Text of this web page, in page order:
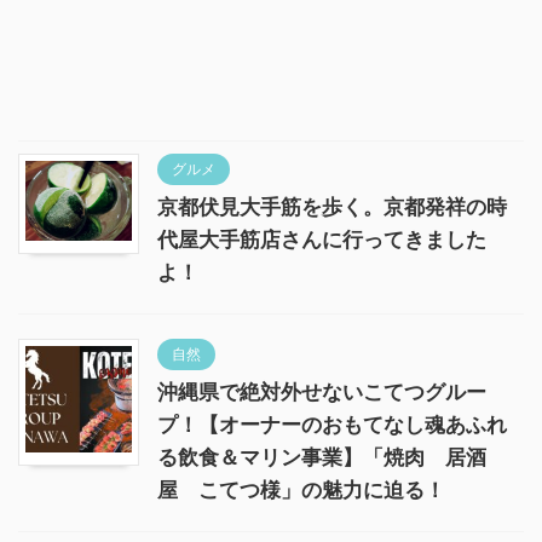
グルメ
京都伏見大手筋を歩く。京都発祥の時
代屋大手筋店さんに行ってきました
よ！
自然
沖縄県で絶対外せないこてつグルー
プ！【オーナーのおもてなし魂あふれ
る飲食＆マリン事業】「焼肉 居酒
屋 こてつ様」の魅力に迫る！